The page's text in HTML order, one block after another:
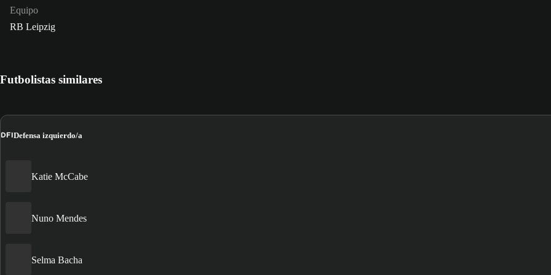
Equipo
RB Leipzig
Futbolistas similares
DFIDefensa izquierdo/a
Katie McCabe
Nuno Mendes
Selma Bacha